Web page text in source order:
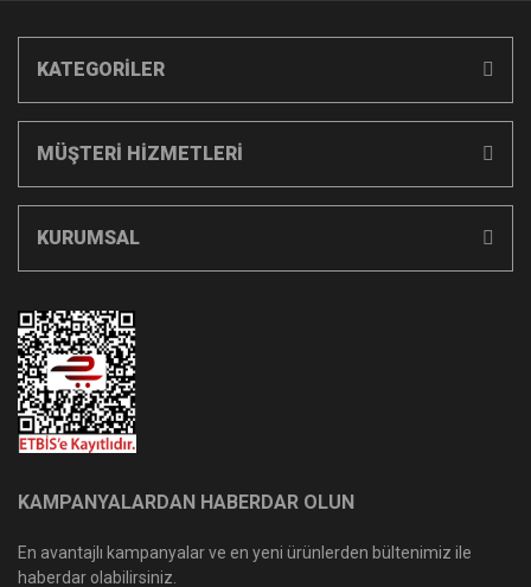
KATEGORİLER
MÜŞTERİ HİZMETLERİ
KURUMSAL
KAMPANYALARDAN HABERDAR OLUN
En avantajlı kampanyalar ve en yeni ürünlerden bültenimiz ile
haberdar olabilirsiniz.